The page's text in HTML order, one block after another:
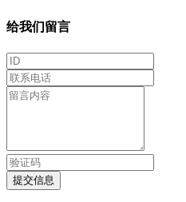
给我们留言
提交信息